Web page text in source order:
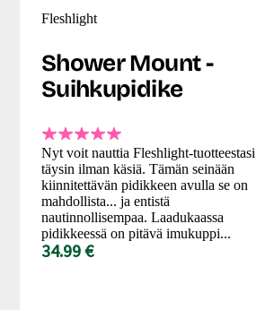
Fleshlight
Shower Mount -
Suihkupidike
Nyt voit nauttia Fleshlight-tuotteestasi
täysin ilman käsiä. Tämän seinään
kiinnitettävän pidikkeen avulla se on
mahdollista... ja entistä
nautinnollisempaa. Laadukaassa
pidikkeessä on pitävä imukuppi...
34.99 €